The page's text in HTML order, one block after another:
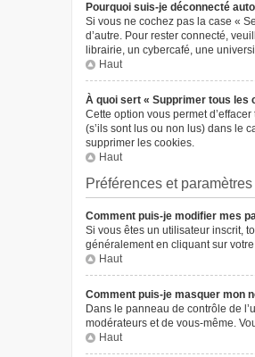
Pourquoi suis-je déconnecté
Si vous ne cochez pas la case «
d’autre. Pour rester connecté,
librairie, un cybercafé, une
Haut
À quoi sert « Supprimer tous les
Cette option vous permet
(s’ils sont lus ou non lus) dans le
supprimer les cookies.
Haut
Préférences et
Comment puis-je modifier mes
Si vous êtes un utilisateur inscrit,
généralement en cliquant sur
Haut
Comment puis-je masquer mon
Dans le panneau de contrôle de
modérateurs et de vous-même.
Haut